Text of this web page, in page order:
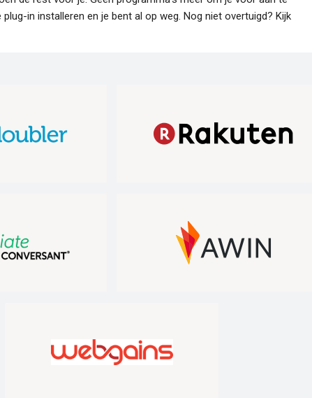
in installeren en je bent al op weg. Nog niet overtuigd? Kijk